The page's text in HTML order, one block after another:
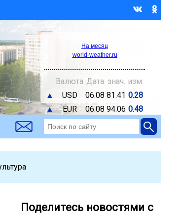
На месяц
world-weather.ru
Валюта Дата знач. изм.
▲
USD 06.08 81.41 0.28
▲
EUR 06.08 94.06 0.48
Поделитесь новостями с